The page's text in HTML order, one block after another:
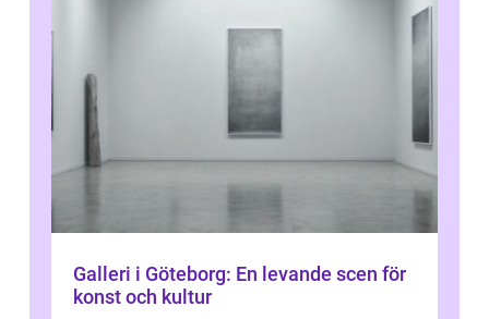
Galleri i Göteborg: En levande scen för
konst och kultur